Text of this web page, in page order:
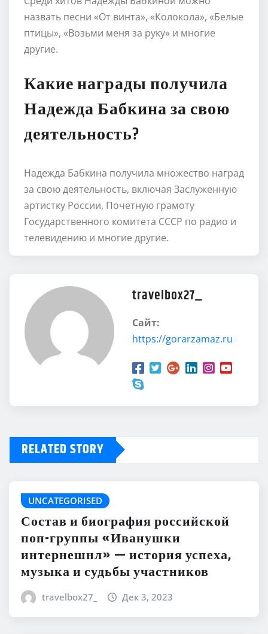
назвать песни «От винта», «Колокола», «Белые
птицы», «Возьми меня за руку» и многие
другие.
Какие награды получила
Надежда Бабкина за свою
деятельность?
Надежда Бабкина получила множество наград
за свою деятельность, включая Заслуженную
артистку России, Почетную грамоту
Государственного комитета СССР по радио и
телевидению и многие другие.
travelbox27_
Сайт:
https://gorarzamaz.ru
RELATED STORY
UNCATEGORISED
Состав и биография российской
поп-группы «Иванушки
интернешнл» — история успеха,
музыка и судьбы участников
travelbox27_ Дек 3, 2023